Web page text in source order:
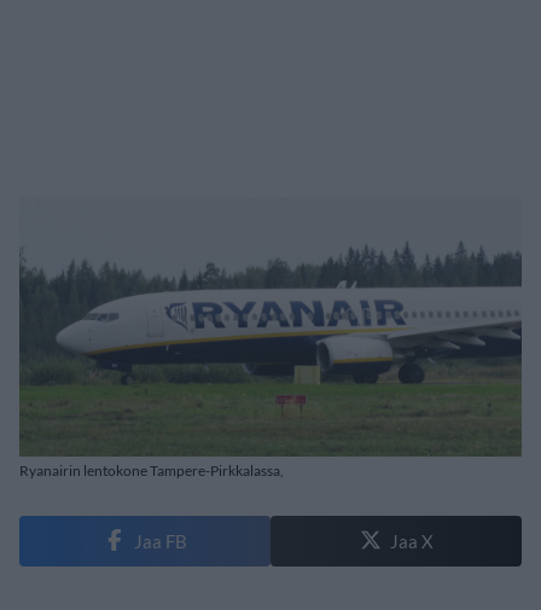
Ryanairin lentokone Tampere-Pirkkalassa,
Jaa FB Jaa X